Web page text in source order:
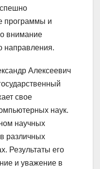
программы и
внимание
направления.
Алексеевич
свое
наук.
научных
различных
Результаты его
и уважение в